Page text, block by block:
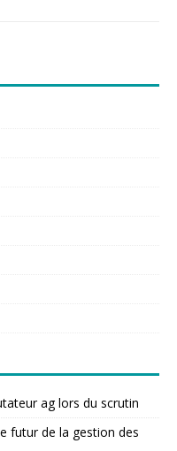
ag lors du scrutin
futur de la gestion des